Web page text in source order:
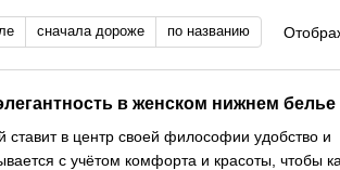
сначала дороже по названию
в женском нижнем белье
в центр своей философии удобство и
с учётом комфорта и красоты, чтобы